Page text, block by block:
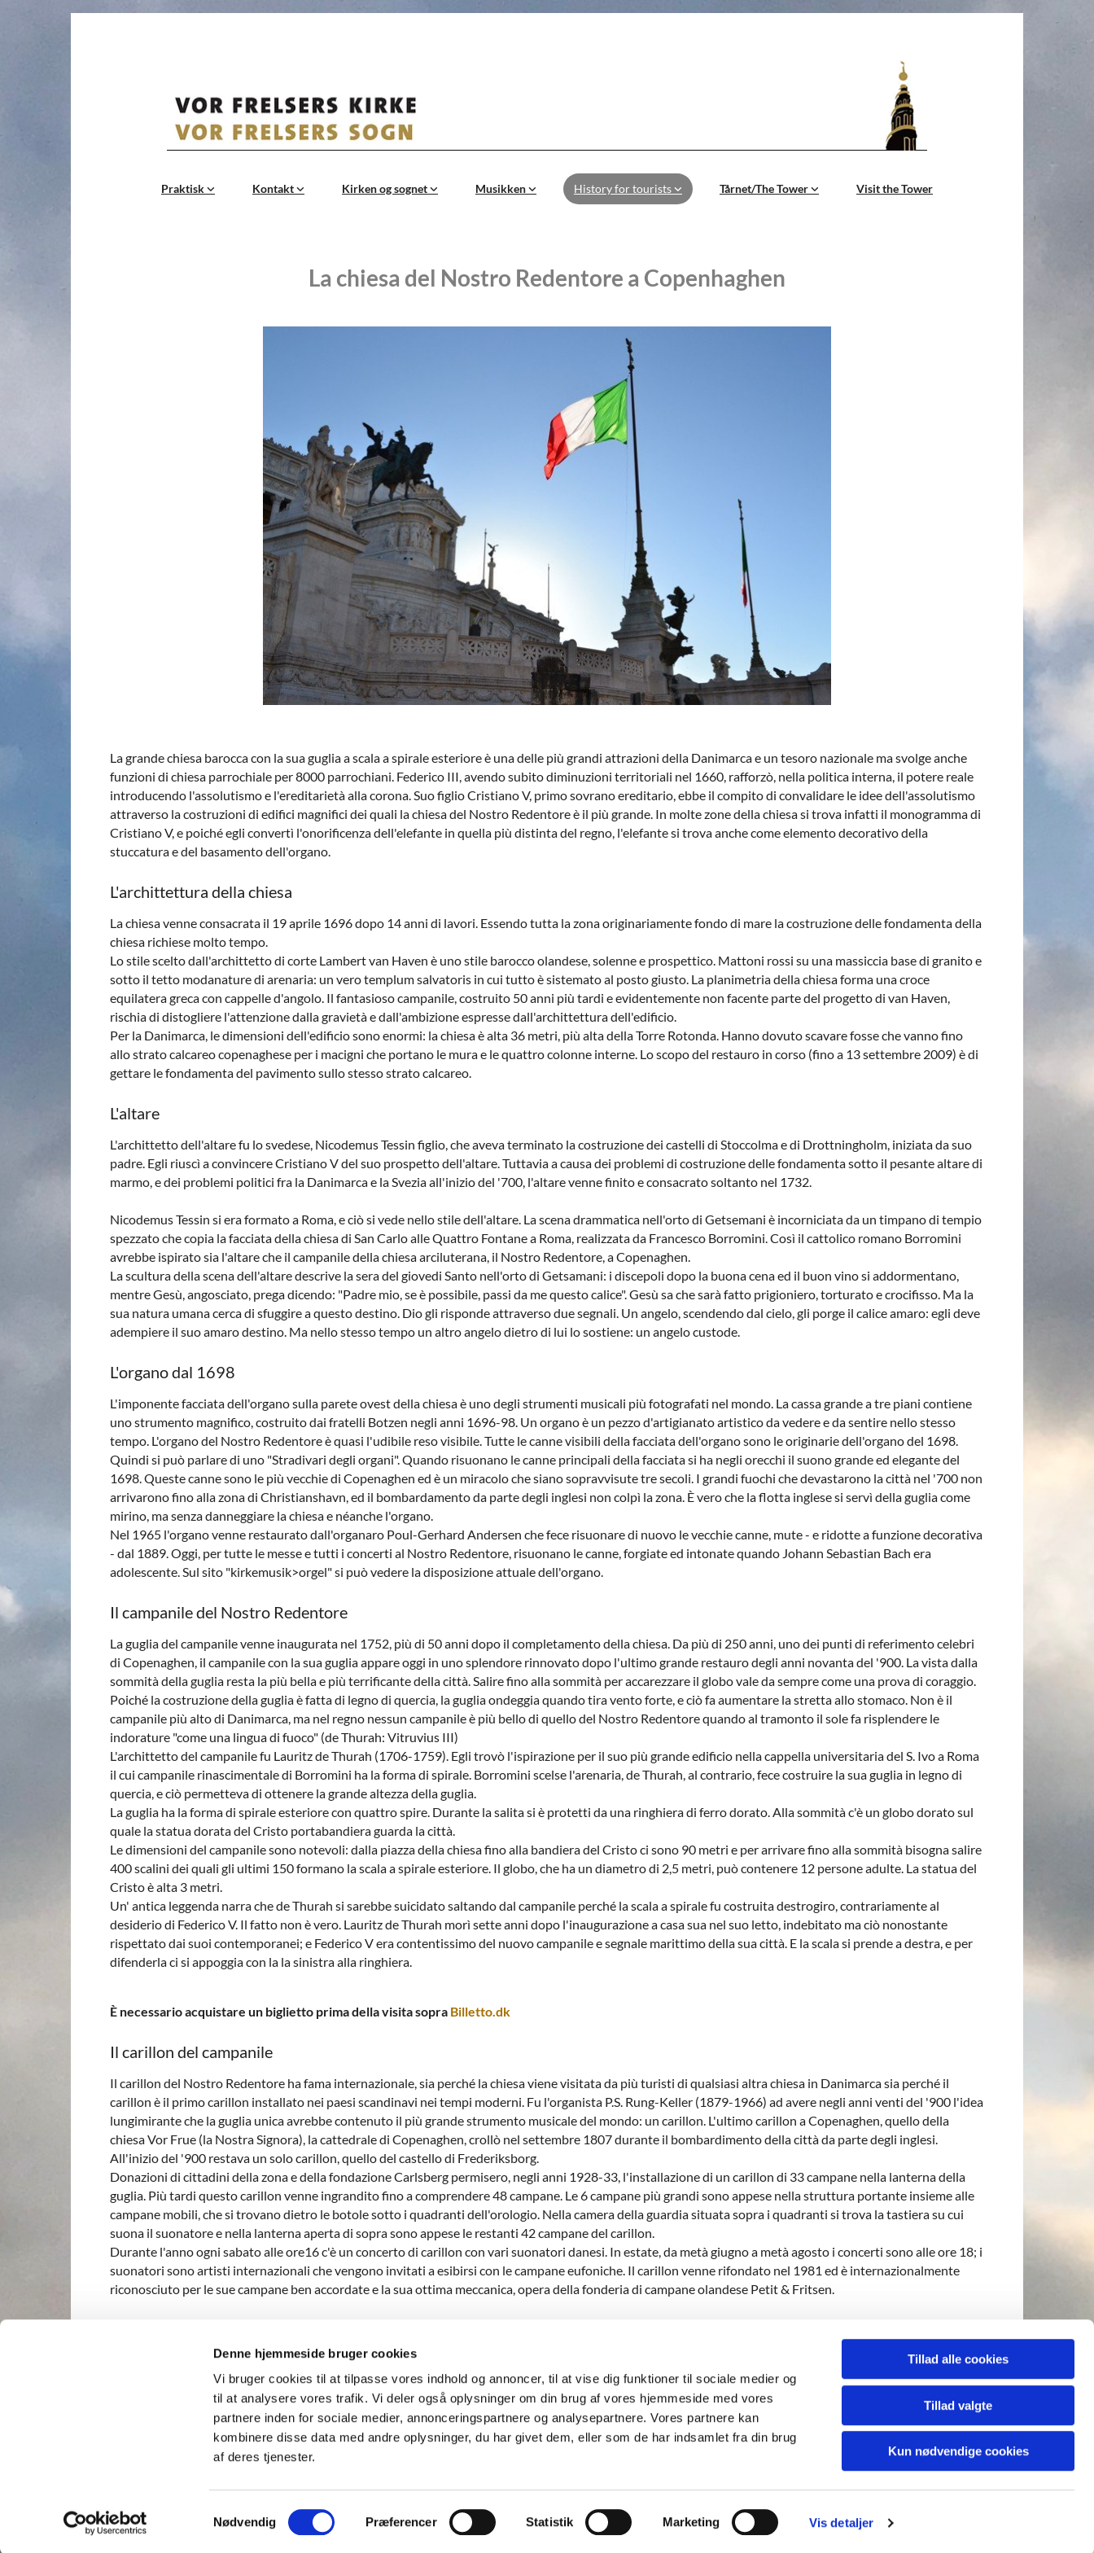
Denne hjemmeside bruger cookies
Vi bruger cookies til at tilpasse vores indhold og annoncer, til at vise dig funktioner til sociale medier og
til at analysere vores trafik. Vi deler også oplysninger om din brug af vores hjemmeside med vores
partnere inden for sociale medier, annonceringspartnere og analysepartnere. Vores partnere kan
kombinere disse data med andre oplysninger, du har givet dem, eller som de har indsamlet fra din brug
af deres tjenester.
a
Nødvendig Præferencer Statistik Marketing Vis detaljer
Tillad alle cookies
Tillad valgte
Kun nødvendige cookies
Praktisk Kontakt Kirken og sognet Musikken History for tourists Tårnet/The Tower Visit the Tower
La chiesa del Nostro Redentore a Copenhaghen
La grande chiesa barocca con la sua guglia a scala a spirale esteriore è una delle più grandi attrazioni della Danimarca e un tesoro nazionale ma svolge anche
funzioni di chiesa parrochiale per 8000 parrochiani. Federico III, avendo subito diminuzioni territoriali nel 1660, rafforzò, nella politica interna, il potere reale
introducendo l'assolutismo e l'ereditarietà alla corona. Suo figlio Cristiano V, primo sovrano ereditario, ebbe il compito di convalidare le idee dell'assolutismo
attraverso la costruzioni di edifici magnifici dei quali la chiesa del Nostro Redentore è il più grande. In molte zone della chiesa si trova infatti il monogramma di
Cristiano V, e poiché egli convertì l'onorificenza dell'elefante in quella più distinta del regno, l'elefante si trova anche come elemento decorativo della
stuccatura e del basamento dell'organo.
L'archittettura della chiesa
La chiesa venne consacrata il 19 aprile 1696 dopo 14 anni di lavori. Essendo tutta la zona originariamente fondo di mare la costruzione delle fondamenta della
chiesa richiese molto tempo.
Lo stile scelto dall'archittetto di corte Lambert van Haven è uno stile barocco olandese, solenne e prospettico. Mattoni rossi su una massiccia base di granito e
sotto il tetto modanature di arenaria: un vero templum salvatoris in cui tutto è sistemato al posto giusto. La planimetria della chiesa forma una croce
equilatera greca con cappelle d'angolo. Il fantasioso campanile, costruito 50 anni più tardi e evidentemente non facente parte del progetto di van Haven,
rischia di distogliere l'attenzione dalla gravietà e dall'ambizione espresse dall'archittettura dell'edificio.
Per la Danimarca, le dimensioni dell'edificio sono enormi: la chiesa è alta 36 metri, più alta della Torre Rotonda. Hanno dovuto scavare fosse che vanno fino
allo strato calcareo copenaghese per i macigni che portano le mura e le quattro colonne interne. Lo scopo del restauro in corso (fino a 13 settembre 2009) è di
gettare le fondamenta del pavimento sullo stesso strato calcareo.
L'altare
L'archittetto dell'altare fu lo svedese, Nicodemus Tessin figlio, che aveva terminato la costruzione dei castelli di Stoccolma e di Drottningholm, iniziata da suo
padre. Egli riuscì a convincere Cristiano V del suo prospetto dell'altare. Tuttavia a causa dei problemi di costruzione delle fondamenta sotto il pesante altare di
marmo, e dei problemi politici fra la Danimarca e la Svezia all'inizio del '700, l'altare venne finito e consacrato soltanto nel 1732.
Nicodemus Tessin si era formato a Roma, e ciò si vede nello stile dell'altare. La scena drammatica nell'orto di Getsemani è incorniciata da un timpano di tempio
spezzato che copia la facciata della chiesa di San Carlo alle Quattro Fontane a Roma, realizzata da Francesco Borromini. Così il cattolico romano Borromini
avrebbe ispirato sia l'altare che il campanile della chiesa arciluterana, il Nostro Redentore, a Copenaghen.
La scultura della scena dell'altare descrive la sera del giovedi Santo nell'orto di Getsamani: i discepoli dopo la buona cena ed il buon vino si addormentano,
mentre Gesù, angosciato, prega dicendo: "Padre mio, se è possibile, passi da me questo calice". Gesù sa che sarà fatto prigioniero, torturato e crocifisso. Ma la
sua natura umana cerca di sfuggire a questo destino. Dio gli risponde attraverso due segnali. Un angelo, scendendo dal cielo, gli porge il calice amaro: egli deve
adempiere il suo amaro destino. Ma nello stesso tempo un altro angelo dietro di lui lo sostiene: un angelo custode.
L'organo dal 1698
L'imponente facciata dell'organo sulla parete ovest della chiesa è uno degli strumenti musicali più fotografati nel mondo. La cassa grande a tre piani contiene
uno strumento magnifico, costruito dai fratelli Botzen negli anni 1696-98. Un organo è un pezzo d'artigianato artistico da vedere e da sentire nello stesso
tempo. L'organo del Nostro Redentore è quasi l'udibile reso visibile. Tutte le canne visibili della facciata dell'organo sono le originarie dell'organo del 1698.
Quindi si può parlare di uno "Stradivari degli organi". Quando risuonano le canne principali della facciata si ha negli orecchi il suono grande ed elegante del
1698. Queste canne sono le più vecchie di Copenaghen ed è un miracolo che siano sopravvisute tre secoli. I grandi fuochi che devastarono la città nel '700 non
arrivarono fino alla zona di Christianshavn, ed il bombardamento da parte degli inglesi non colpì la zona. È vero che la flotta inglese si servì della guglia come
mirino, ma senza danneggiare la chiesa e néanche l'organo.
Nel 1965 l'organo venne restaurato dall'organaro Poul-Gerhard Andersen che fece risuonare di nuovo le vecchie canne, mute - e ridotte a funzione decorativa
- dal 1889. Oggi, per tutte le messe e tutti i concerti al Nostro Redentore, risuonano le canne, forgiate ed intonate quando Johann Sebastian Bach era
adolescente. Sul sito "kirkemusik>orgel" si può vedere la disposizione attuale dell'organo.
Il campanile del Nostro Redentore
La guglia del campanile venne inaugurata nel 1752, più di 50 anni dopo il completamento della chiesa. Da più di 250 anni, uno dei punti di referimento celebri
di Copenaghen, il campanile con la sua guglia appare oggi in uno splendore rinnovato dopo l'ultimo grande restauro degli anni novanta del '900. La vista dalla
sommità della guglia resta la più bella e più terrificante della città. Salire fino alla sommità per accarezzare il globo vale da sempre come una prova di coraggio.
Poiché la costruzione della guglia è fatta di legno di quercia, la guglia ondeggia quando tira vento forte, e ciò fa aumentare la stretta allo stomaco. Non è il
campanile più alto di Danimarca, ma nel regno nessun campanile è più bello di quello del Nostro Redentore quando al tramonto il sole fa risplendere le
indorature "come una lingua di fuoco" (de Thurah: Vitruvius III)
L'archittetto del campanile fu Lauritz de Thurah (1706-1759). Egli trovò l'ispirazione per il suo più grande edificio nella cappella universitaria del S. Ivo a Roma
il cui campanile rinascimentale di Borromini ha la forma di spirale. Borromini scelse l'arenaria, de Thurah, al contrario, fece costruire la sua guglia in legno di
quercia, e ciò permetteva di ottenere la grande altezza della guglia.
La guglia ha la forma di spirale esteriore con quattro spire. Durante la salita si è protetti da una ringhiera di ferro dorato. Alla sommità c'è un globo dorato sul
quale la statua dorata del Cristo portabandiera guarda la città.
Le dimensioni del campanile sono notevoli: dalla piazza della chiesa fino alla bandiera del Cristo ci sono 90 metri e per arrivare fino alla sommità bisogna salire
400 scalini dei quali gli ultimi 150 formano la scala a spirale esteriore. Il globo, che ha un diametro di 2,5 metri, può contenere 12 persone adulte. La statua del
Cristo è alta 3 metri.
Un' antica leggenda narra che de Thurah si sarebbe suicidato saltando dal campanile perché la scala a spirale fu costruita destrogiro, contrariamente al
desiderio di Federico V. Il fatto non è vero. Lauritz de Thurah morì sette anni dopo l'inaugurazione a casa sua nel suo letto, indebitato ma ciò nonostante
rispettato dai suoi contemporanei; e Federico V era contentissimo del nuovo campanile e segnale marittimo della sua città. E la scala si prende a destra, e per
difenderla ci si appoggia con la la sinistra alla ringhiera.
È necessario acquistare un biglietto prima della visita sopra Billetto.dk
Il carillon del campanile
Il carillon del Nostro Redentore ha fama internazionale, sia perché la chiesa viene visitata da più turisti di qualsiasi altra chiesa in Danimarca sia perché il
carillon è il primo carillon installato nei paesi scandinavi nei tempi moderni. Fu l'organista P.S. Rung-Keller (1879-1966) ad avere negli anni venti del '900 l'idea
lungimirante che la guglia unica avrebbe contenuto il più grande strumento musicale del mondo: un carillon. L'ultimo carillon a Copenaghen, quello della
chiesa Vor Frue (la Nostra Signora), la cattedrale di Copenaghen, crollò nel settembre 1807 durante il bombardimento della città da parte degli inglesi.
All'inizio del '900 restava un solo carillon, quello del castello di Frederiksborg.
Donazioni di cittadini della zona e della fondazione Carlsberg permisero, negli anni 1928-33, l'installazione di un carillon di 33 campane nella lanterna della
guglia. Più tardi questo carillon venne ingrandito fino a comprendere 48 campane. Le 6 campane più grandi sono appese nella struttura portante insieme alle
campane mobili, che si trovano dietro le botole sotto i quadranti dell'orologio. Nella camera della guardia situata sopra i quadranti si trova la tastiera su cui
suona il suonatore e nella lanterna aperta di sopra sono appese le restanti 42 campane del carillon.
Durante l'anno ogni sabato alle ore16 c'è un concerto di carillon con vari suonatori danesi. In estate, da metà giugno a metà agosto i concerti sono alle ore 18; i
suonatori sono artisti internazionali che vengono invitati a esibirsi con le campane eufoniche. Il carillon venne rifondato nel 1981 ed è internazionalmente
riconosciuto per le sue campane ben accordate e la sua ottima meccanica, opera della fonderia di campane olandese Petit & Fritsen.
Vor Frelsers Kirke · Sankt Annæ Gade 29, 1416 København KCVR: 10266017 GLN/EAN: 5798000859692